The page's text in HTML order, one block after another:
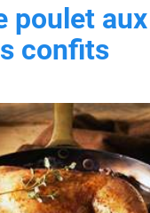
poulet
confits